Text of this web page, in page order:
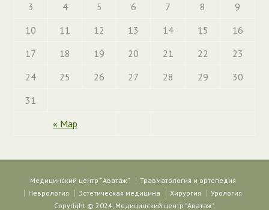
« Мар
3
4 5 6 7 8
9
10
11 12 13 14 15
16
17
18 19 20 21 22
23
24
25 26 27 28 29
30
31
Медицинский центр “Аватаж”
Травматология и ортопедия
Неврология
Эстетическая медицина Хирургия
Урология
Copyright © 2024, Медицинский центр "Аватаж".